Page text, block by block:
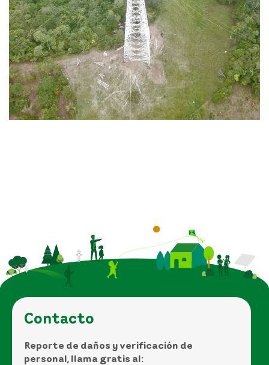
Contacto
Reporte de daños y verificación de
personal, llama gratis al: